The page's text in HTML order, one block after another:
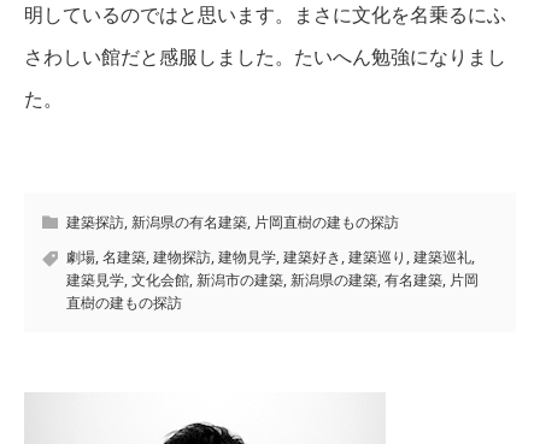
明しているのではと思います。まさに文化を名乗るにふ
さわしい館だと感服しました。たいへん勉強になりまし
た。
建築探訪,新潟県の有名建築, 片岡直樹の建もの探訪
劇場,名建築,建物探訪,建物見学,建築好き,建築巡り ,建築巡礼,
建築見学,文化会館,新潟市の建築,新潟県の建築,有名建築, 片岡
直樹の建もの探訪